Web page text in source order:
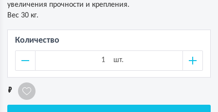
увеличения прочности и крепления.
Вес 30 кг.
Количество
шт.
1